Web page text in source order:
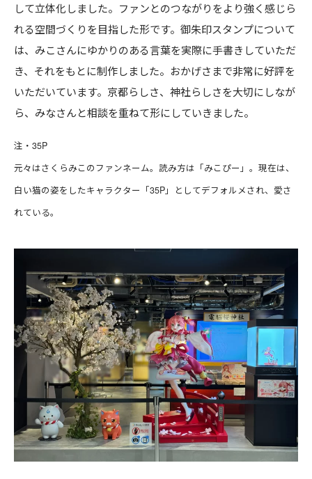
して立体化しました。ファンとのつながりをより強く感じら
れる空間づくりを目指した形です。御朱印スタンプについて
は、みこさんにゆかりのある言葉を実際に手書きしていただ
き、それをもとに制作しました。おかげさまで非常に好評を
いただいています。京都らしさ、神社らしさを大切にしなが
ら、みなさんと相談を重ねて形にしていきました。
注・35P
元々はさくらみこのファンネーム。読み方は「みこぴー」。現在は、
白い猫の姿をしたキャラクター「35P」としてデフォルメされ、愛さ
れている。